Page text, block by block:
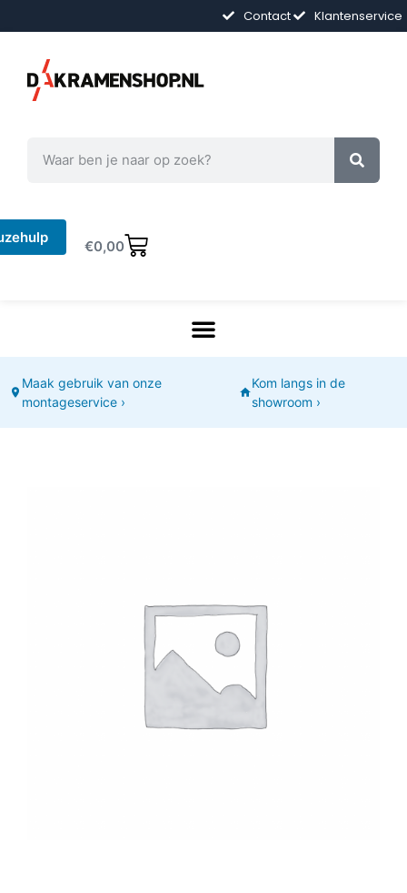
Contact Klantenservice
€0,00
Maak gebruik van onze
montageservice ›
Kom langs in de
showroom ›